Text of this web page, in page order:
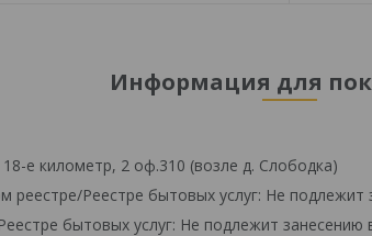
Информация для
е километр, 2 оф.310 (возле д. Слободка)
реестре/Реестре бытовых услуг: Не подлежит
бытовых услуг: Не подлежит занесению